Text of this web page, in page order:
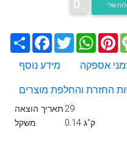
0
שתף Facebook
Twitter
מידע נוסף
אספקה
החזרת והחלפת מוצרים
תאריך הוצאה29
משקל
0.14 ק"ג